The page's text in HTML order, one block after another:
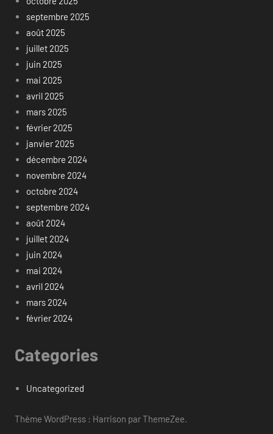
septembre 2025
août 2025
juillet 2025
juin 2025
mai 2025
avril 2025
mars 2025
février 2025
janvier 2025
décembre 2024
novembre 2024
octobre 2024
septembre 2024
août 2024
juillet 2024
juin 2024
mai 2024
avril 2024
mars 2024
février 2024
Categories
Uncategorized
Thème WordPress : Harrison par ThemeZee.